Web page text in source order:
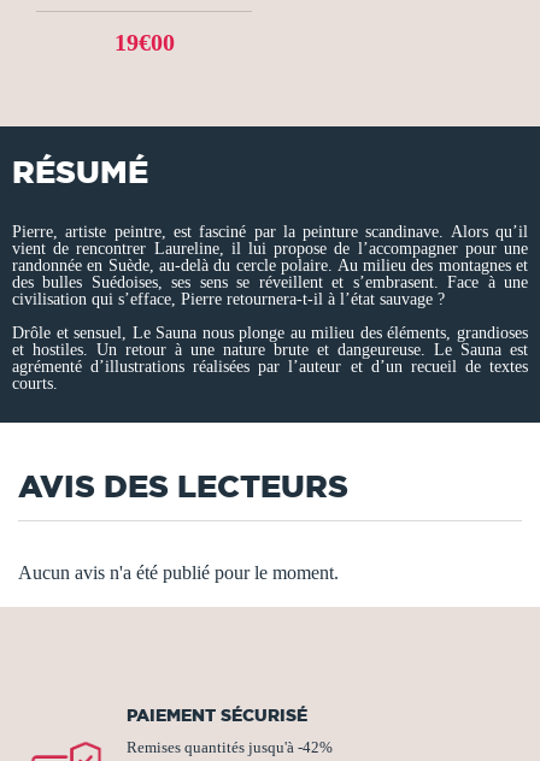
19€00
RÉSUMÉ
Pierre, artiste peintre, est fasciné par la peinture scandinave. Alors qu’il
vient de rencontrer Laureline, il lui propose de l’accompagner pour une
randonnée en Suède, au-delà du cercle polaire. Au milieu des montagnes et
des bulles Suédoises, ses sens se réveillent et s’embrasent. Face à une
civilisation qui s’efface, Pierre retournera-t-il à l’état sauvage ?
Drôle et sensuel, Le Sauna nous plonge au milieu des éléments, grandioses
et hostiles. Un retour à une nature brute et dangeureuse. Le Sauna est
agrémenté d’illustrations réalisées par l’auteur et d’un recueil de textes
courts.
AVIS DES LECTEURS
Aucun avis n'a été publié pour le moment.
PAIEMENT SÉCURISÉ
Remises quantités jusqu'à -42%